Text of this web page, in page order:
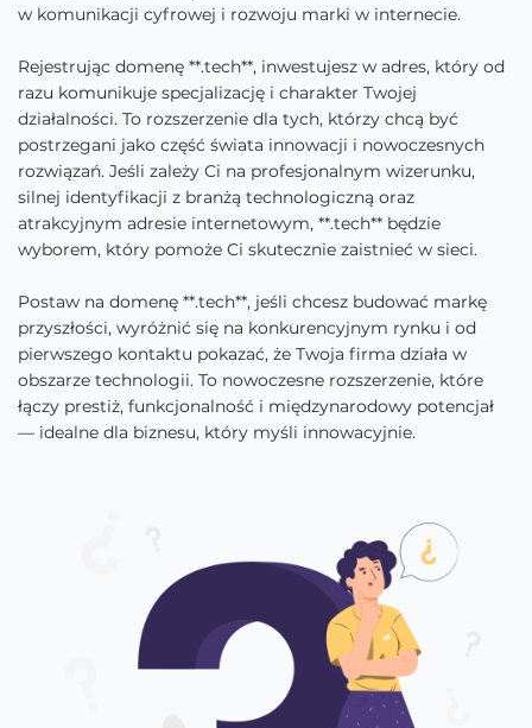
w komunikacji cyfrowej i rozwoju marki w internecie.
Rejestrując domenę **.tech**, inwestujesz w adres, który od
razu komunikuje specjalizację i charakter Twojej
działalności. To rozszerzenie dla tych, którzy chcą być
postrzegani jako część świata innowacji i nowoczesnych
rozwiązań. Jeśli zależy Ci na profesjonalnym wizerunku,
silnej identyfikacji z branżą technologiczną oraz
atrakcyjnym adresie internetowym, **.tech** będzie
wyborem, który pomoże Ci skutecznie zaistnieć w sieci.
Postaw na domenę **.tech**, jeśli chcesz budować markę
przyszłości, wyróżnić się na konkurencyjnym rynku i od
pierwszego kontaktu pokazać, że Twoja firma działa w
obszarze technologii. To nowoczesne rozszerzenie, które
łączy prestiż, funkcjonalność i międzynarodowy potencjał
— idealne dla biznesu, który myśli innowacyjnie.